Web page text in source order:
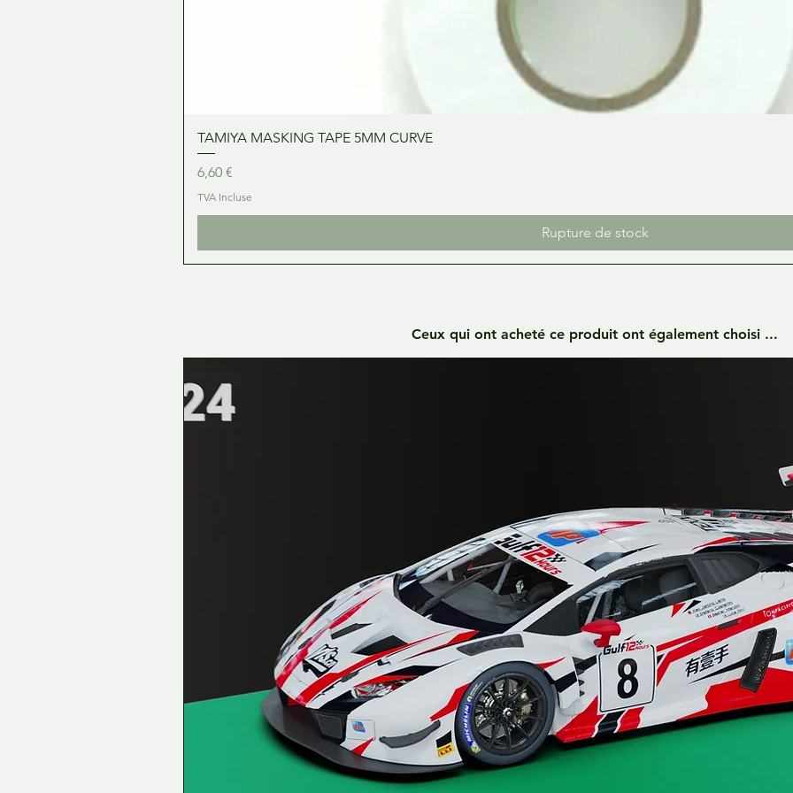
TAMIYA MASKING TAPE 5MM CURVE
Prix
6,60 €
TVA Incluse
Rupture de stock
Ceux qui ont acheté ce produit ont également choisi ...